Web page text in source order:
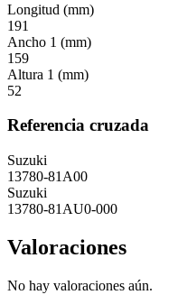
Longitud (mm)
191
Ancho 1 (mm)
159
Altura 1 (mm)
52
Referencia cruzada
Suzuki
13780-81A00
Suzuki
13780-81AU0-000
Valoraciones
No hay valoraciones aún.